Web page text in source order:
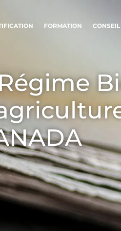
FORMATION CONSEIL
équipes
environnement
écosystème
Textile
Produits de
Matériaux